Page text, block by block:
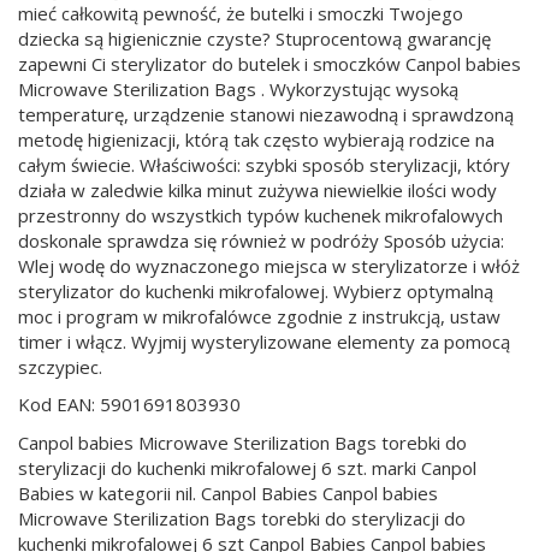
mieć całkowitą pewność, że butelki i smoczki Twojego
dziecka są higienicznie czyste? Stuprocentową gwarancję
zapewni Ci sterylizator do butelek i smoczków Canpol babies
Microwave Sterilization Bags . Wykorzystując wysoką
temperaturę, urządzenie stanowi niezawodną i sprawdzoną
metodę higienizacji, którą tak często wybierają rodzice na
całym świecie. Właściwości: szybki sposób sterylizacji, który
działa w zaledwie kilka minut zużywa niewielkie ilości wody
przestronny do wszystkich typów kuchenek mikrofalowych
doskonale sprawdza się również w podróży Sposób użycia:
Wlej wodę do wyznaczonego miejsca w sterylizatorze i włóż
sterylizator do kuchenki mikrofalowej. Wybierz optymalną
moc i program w mikrofalówce zgodnie z instrukcją, ustaw
timer i włącz. Wyjmij wysterylizowane elementy za pomocą
szczypiec.
Kod EAN: 5901691803930
Canpol babies Microwave Sterilization Bags torebki do
sterylizacji do kuchenki mikrofalowej 6 szt. marki Canpol
Babies w kategorii nil. Canpol Babies Canpol babies
Microwave Sterilization Bags torebki do sterylizacji do
kuchenki mikrofalowej 6 szt Canpol Babies Canpol babies